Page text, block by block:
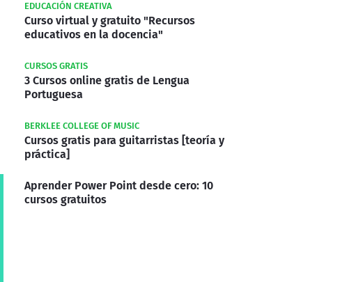
EDUCACIÓN CREATIVA
Curso virtual y gratuito "Recursos
educativos en la docencia"
CURSOS GRATIS
3 Cursos online gratis de Lengua
Portuguesa
BERKLEE COLLEGE OF MUSIC
Cursos gratis para guitarristas [teoría y
práctica]
Aprender Power Point desde cero: 10
cursos gratuitos